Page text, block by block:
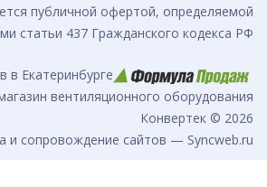
публичной офертой, определяемой
статьи 437 Гражданского кодекса РФ
в Екатеринбурге
вентиляционного оборудования
Конвертек © 2026
и сопровождение сайтов — Syncweb.ru